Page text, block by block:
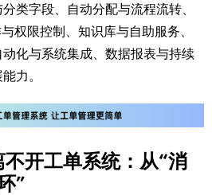
类字段、自动分配与流程流转、
权限控制、知识库与自助服务、
化与系统集成、数据报表与持续
力。
开工单系统：从“消
”